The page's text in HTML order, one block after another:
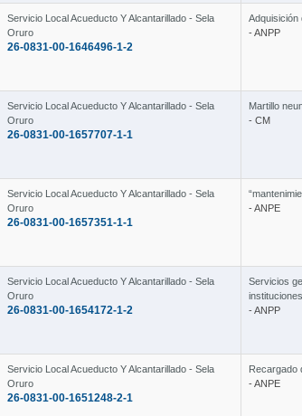
Servicio Local Acueducto Y Alcantarillado - Sela
Oruro
26-0831-00-1646496-1-2
Adquisición
- ANPP
Servicio Local Acueducto Y Alcantarillado - Sela
Oruro
26-0831-00-1657707-1-1
Martillo
- CM
Servicio Local Acueducto Y Alcantarillado - Sela
Oruro
26-0831-00-1657351-1-1
- ANPE
Servicio Local Acueducto Y Alcantarillado - Sela
Oruro
26-0831-00-1654172-1-2
Servicios
- ANPP
Servicio Local Acueducto Y Alcantarillado - Sela
Oruro
26-0831-00-1651248-2-1
Recargado
- ANPE